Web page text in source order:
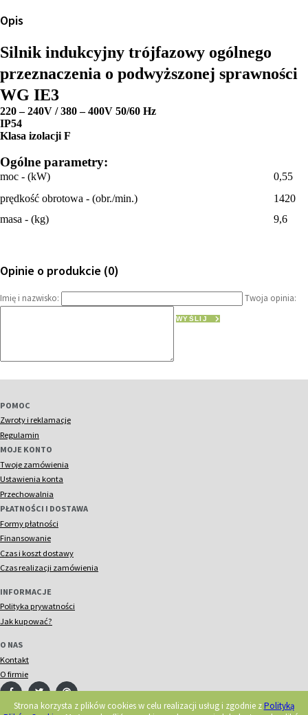
Strona korzysta z plików cookies w celu realizacji usług i zgodnie zPolityką
Opis
Silnik indukcyjny trójfazowy ogólnego
przeznaczenia o podwyższonej sprawności
WG IE3
220 – 240V / 380 – 400V 50/60 Hz
IP54
Klasa izolacji F
Ogólne parametry:
moc - (kW)
0,55
prędkość obrotowa - (obr./min.)
1420
masa - (kg)
9,6
Opinie o produkcie (0)
Imię i nazwisko: Twoja opinia:
WYŚLIJ
POMOC
Zwroty i reklamacje
Regulamin
MOJE KONTO
Twoje zamówienia
Ustawienia konta
Przechowalnia
PŁATNOŚCI I DOSTAWA
Formy płatności
Finansowanie
Czas i koszt dostawy
Czas realizacji zamówienia
INFORMACJE
Polityka prywatności
Jak kupować?
O NAS
Kontakt
O firmie